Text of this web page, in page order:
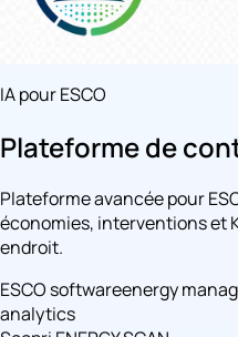
IA pour ESCO
Plateforme de
Plateforme avancée pour
économies, interventions et
endroit.
ESCO softwareenergy
analytics